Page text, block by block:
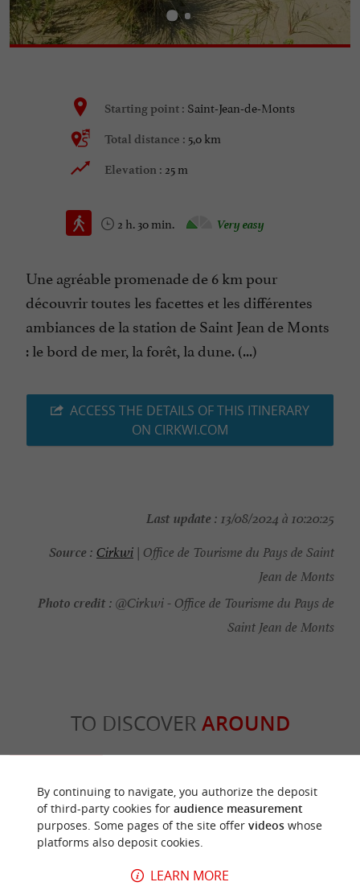
Starting point : Saint-Jean-de-Monts
Total distance : 5,0 km
Elevation : 25 m
2 h. 30 min. Very easy
Une agréable promenade de 6 km pour
découvrir toutes les facettes et les différentes
ambiances de la station de Saint Jean de Monts
: le bord de mer, la forêt, la dune. (...)
ACCESS THE DETAILS OF THIS ITINERARY
ON CIRKWI.COM
Last update : 13/08/2024 à 10:20:25
Source : Cirkwi | Office de Tourisme du Pays de Saint
Jean de Monts
Photo credit : @Cirkwi - Office de Tourisme du Pays de
Saint Jean de Monts
TO DISCOVER AROUND
By continuing to navigate, you authorize the deposit
of third-party cookies for audience measurement
purposes. Some pages of the site offer videoswhose
platforms also deposit cookies.
LEARN MORE